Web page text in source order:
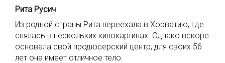
Рита Русич
Из родной страны Рита переехала в Хорватию, где
снялась в нескольких кинокартинах. Однако вскоре
основала свой продюсерский центр, для своих 56
лет она имеет отличное тело.